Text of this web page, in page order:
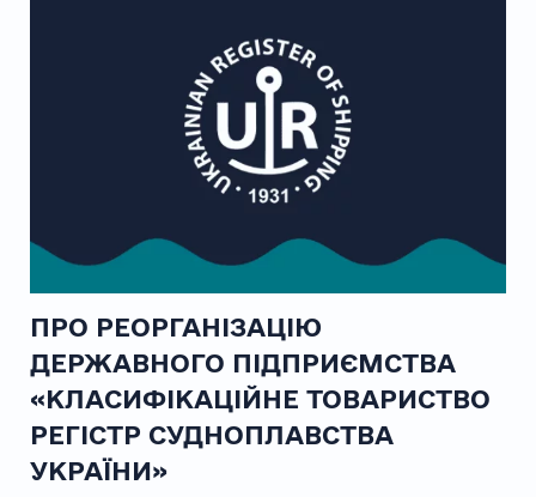
ПРО РЕОРГАНІЗАЦІЮ
ДЕРЖАВНОГО ПІДПРИЄМСТВА
«КЛАСИФІКАЦІЙНЕ ТОВАРИСТВО
РЕГІСТР СУДНОПЛАВСТВА
УКРАЇНИ»